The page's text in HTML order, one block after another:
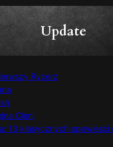
Update
Rycerz
Cieni
13 klasycznych opowieści